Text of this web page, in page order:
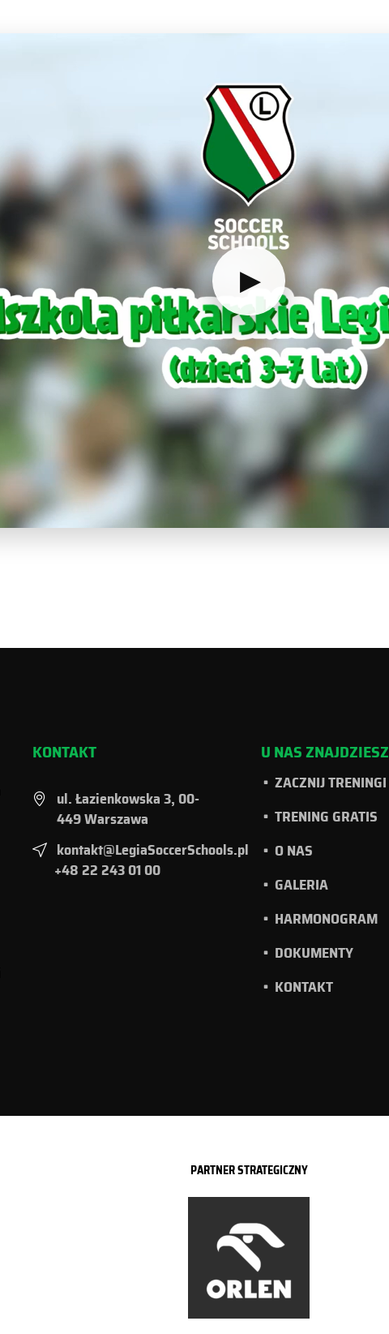
KONTAKT
ul. Łazienkowska 3, 00-
449 Warszawa
kontakt@LegiaSoccerSchools.pl
+48 22 243 01 00
U NAS ZNAJDZIESZ
ZACZNIJ TRENINGI
TRENING GRATIS
O NAS
GALERIA
HARMONOGRAM
DOKUMENTY
KONTAKT
PARTNER STRATEGICZNY